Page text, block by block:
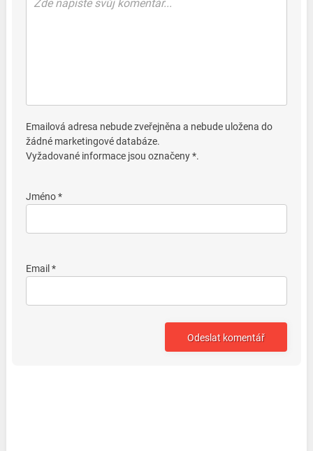
Emailová adresa nebude zveřejněna a nebude uložena do
žádné marketingové databáze.
Vyžadované informace jsou označeny *.
Jméno *
Email *